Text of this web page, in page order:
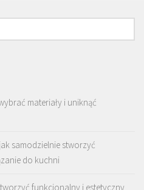
materiały i uniknąć
samodzielnie stworzyć
do kuchni
funkcjonalny i estetyczny